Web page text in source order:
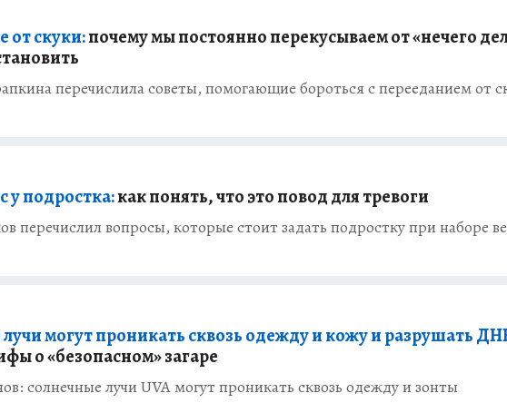
от скуки:почему мы постоянно перекусываем от «нечего
перечислила советы, помогающие бороться с перееданием от
подростка:как понять, что это повод для тревоги
перечислил вопросы, которые стоит задать подростку при наборе
могут проникать сквозь одежду и кожу и разрушать
о «безопасном» загаре
солнечные лучи UVA могут проникать сквозь одежду и зонты